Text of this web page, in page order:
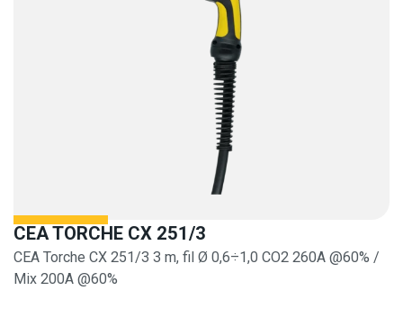
CEA TORCHE CX 251/3
CEA Torche CX 251/3 3 m, fil Ø 0,6÷1,0 CO2 260A @60% /
Mix 200A @60%